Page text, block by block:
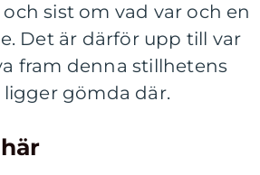
sist om vad var och en
Det är därför upp till var
fram denna stillhetens
gömda där.